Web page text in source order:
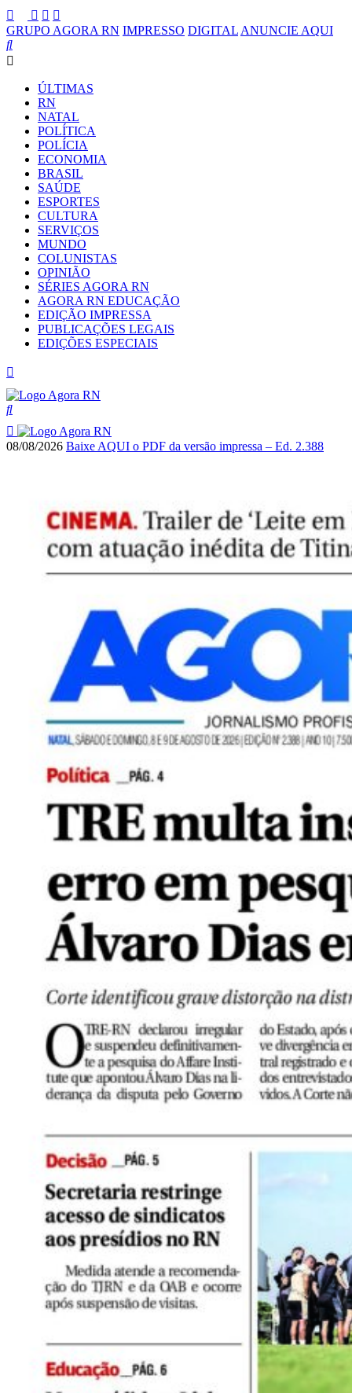
GRUPO AGORA RN IMPRESSO DIGITAL ANUNCIE AQUI
ÚLTIMAS
RN
NATAL
POLÍTICA
POLÍCIA
ECONOMIA
BRASIL
SAÚDE
ESPORTES
CULTURA
SERVIÇOS
MUNDO
COLUNISTAS
OPINIÃO
SÉRIES AGORA RN
AGORA RN EDUCAÇÃO
EDIÇÃO IMPRESSA
PUBLICAÇÕES LEGAIS
EDIÇÕES ESPECIAIS
08/08/2026 Baixe AQUI o PDF da versão impressa – Ed. 2.388